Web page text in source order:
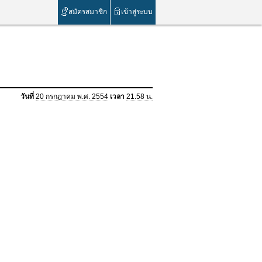
สมัครสมาชิก เข้าสู่ระบบ
วันที่ 20 กรกฎาคม พ.ศ. 2554 เวลา 21.58 น.